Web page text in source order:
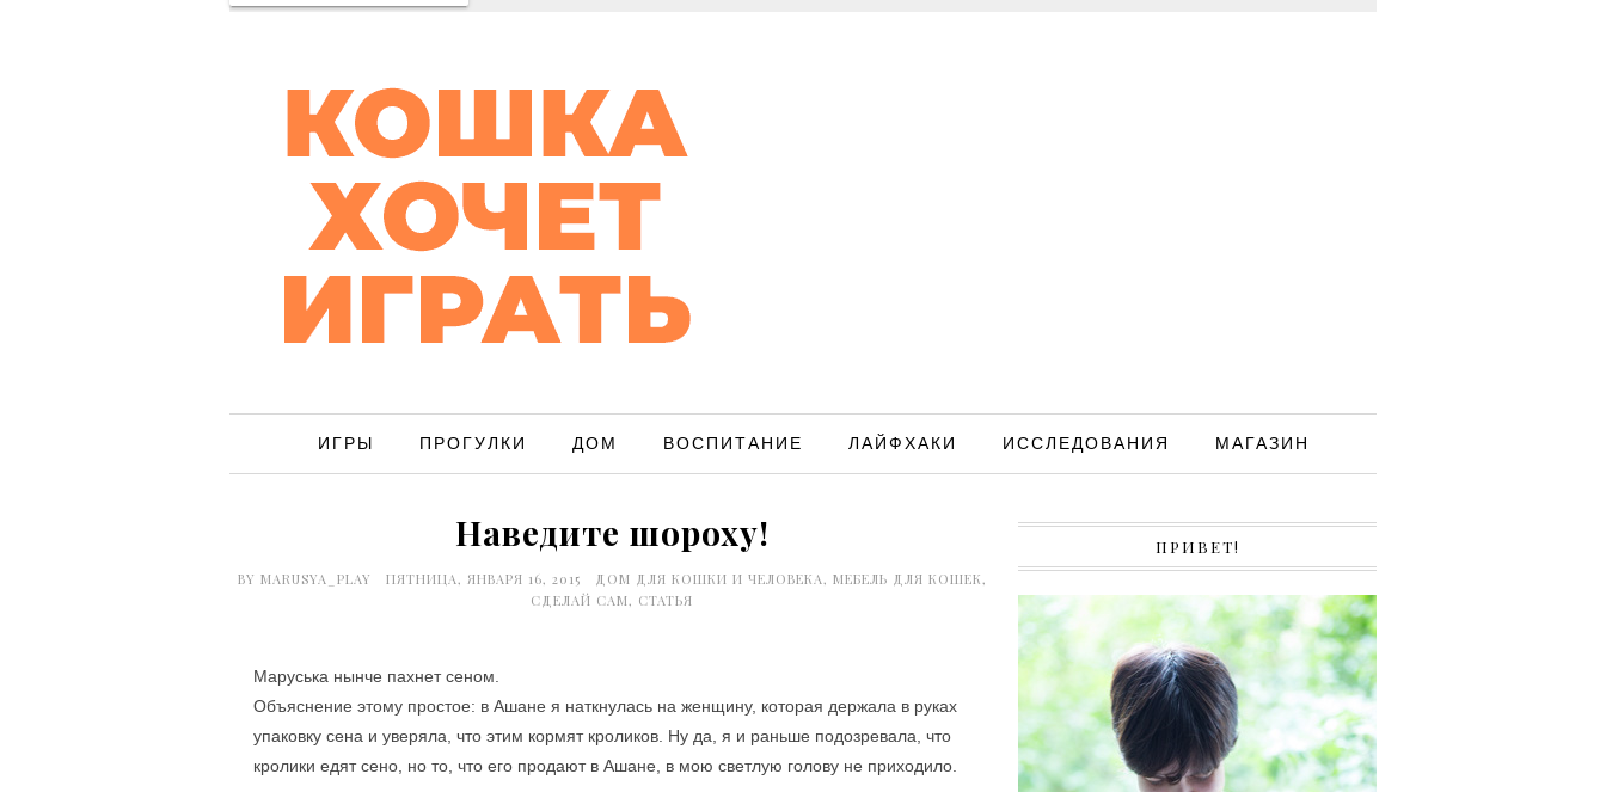
ИГРЫ ПРОГУЛКИ ДОМ ВОСПИТАНИЕ ЛАЙФХАКИ ИССЛЕДОВАНИЯ МАГАЗИН
Наведите шороху!
BY MARUSYA_PLAY ПЯТНИЦА, ЯНВАРЯ 16, 2015 ДОМ ДЛЯ КОШКИ И ЧЕЛОВЕКА, МЕБЕЛЬ ДЛЯ КОШЕК,
СДЕЛАЙ САМ, СТАТЬЯ
Маруська нынче пахнет сеном.
Объяснение этому простое: в Ашане я наткнулась на женщину, которая держала в руках
упаковку сена и уверяла, что этим кормят кроликов. Ну да, я и раньше подозревала, что
кролики едят сено, но то, что его продают в Ашане, в мою светлую голову не приходило.
ПРИВЕТ!